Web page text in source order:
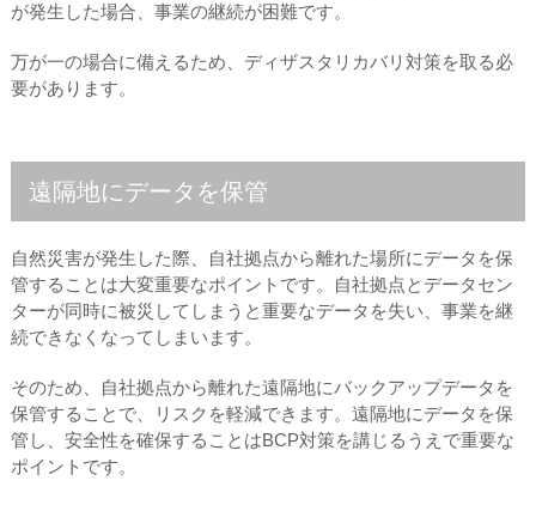
が発生した場合、事業の継続が困難です。
万が一の場合に備えるため、ディザスタリカバリ対策を取る必
要があります。
遠隔地にデータを保管
自然災害が発生した際、自社拠点から離れた場所にデータを保
管することは大変重要なポイントです。自社拠点とデータセン
ターが同時に被災してしまうと重要なデータを失い、事業を継
続できなくなってしまいます。
そのため、自社拠点から離れた遠隔地にバックアップデータを
保管することで、リスクを軽減できます。遠隔地にデータを保
管し、安全性を確保することはBCP対策を講じるうえで重要な
ポイントです。